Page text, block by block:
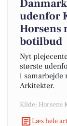
udenfor
Horsens
botilbud
Nyt
største
i samarbejde
Arkitekter.
Kilde: Horsens
Læs hele